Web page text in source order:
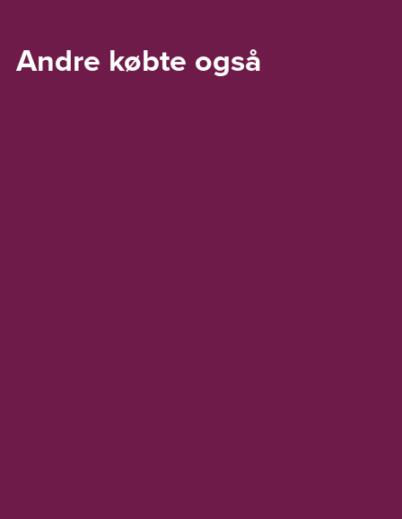
Andre købte også